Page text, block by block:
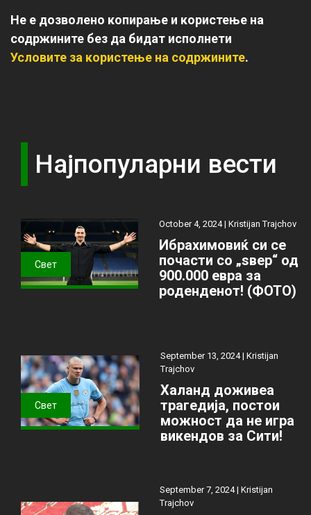
Не е дозволено копирање и користење на
содржините без да бидат исполнети
Условите за користење на содржините.
Најпопуларни вести
Свет
October 4, 2024 |Kristijan Trajchov
Ибрахимовиќ си се
почасти со „ѕвер“ од
900.000 евра за
роденденот! (ФОТО)
Свет
September 13, 2024 | Kristijan
Trajchov
Халанд доживеа
трагедија, постои
можност да не игра
викендов за Сити!
September 7, 2024 | Kristijan
Trajchov